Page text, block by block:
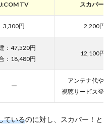
J:COM TV スカパー！
3,300円 2,200円
：47,520円
：18,480円
12,100円~
ー
アンテナ代や
視聴サービス登
ているのに対し、スカパー！と